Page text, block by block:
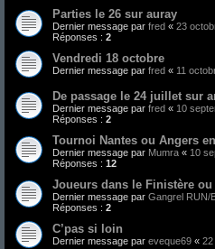
Parties le 26 sur auray
Dernier message par fred « 23
Réponses : 2
Vendredi 18 octobre
Dernier message par fred « 11
De passage le 24 juillet sur
Dernier message par fred « 10
Réponses : 2
Tournoi Nantes ou Angers
Dernier message par Mumra « 10
Réponses : 12
Joueurs dans le Finistère ou
Dernier message par Gangrel RUN/
Réponses : 2
C’pas si loin
Dernier message par eveque69 « 22